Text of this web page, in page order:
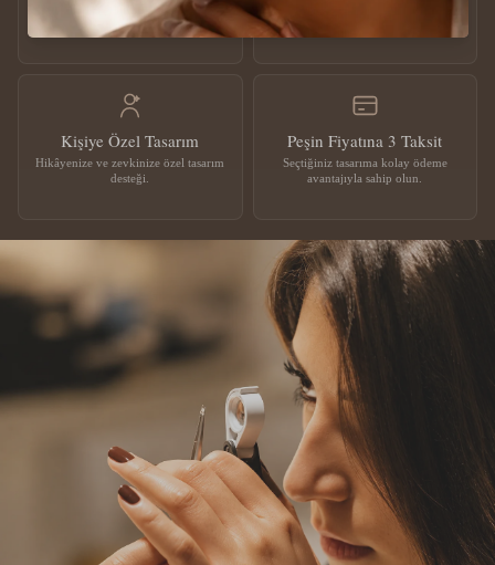
Uluslararası geçerliliğe sahip sertifikalı
pırlantalar.
Üretimden teslimata kadar özenli ve
Kişiye Özel Tasarım
Hikâyenize ve zevkinize özel tasarım
desteği.
Peşin Fiyatına 3 Taksit
Seçtiğiniz tasarıma kolay ödeme
avantajıyla sahip olun.